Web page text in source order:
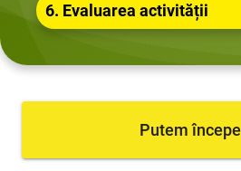
6. Evaluarea activității
Putem începe